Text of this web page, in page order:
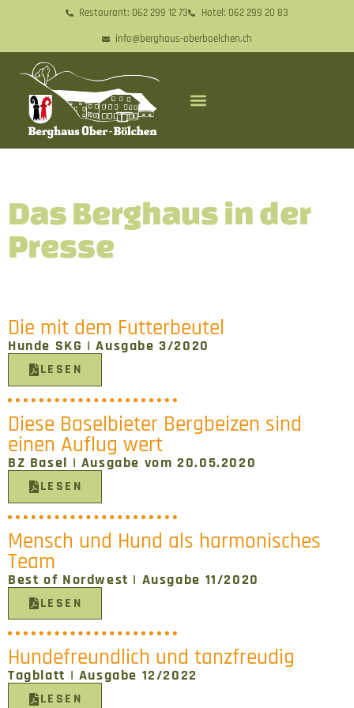
Restaurant: 062 299 12 73
Hotel: 062 299 20 83
info@berghaus-oberboelchen.ch
Das Berghaus in der
Presse
Die mit dem Futterbeutel
Hunde SKG | Ausgabe 3/2020
LESEN
Diese Baselbieter Bergbeizen sind
einen Auflug wert
BZ Basel | Ausgabe vom 20.05.2020
LESEN
Mensch und Hund als harmonisches
Team
Best of Nordwest | Ausgabe 11/2020
LESEN
Hundefreundlich und tanzfreudig
Tagblatt | Ausgabe 12/2022
LESEN